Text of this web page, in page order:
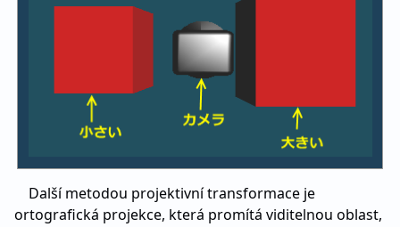
Další metodou projektivní transformace je
ortografická projekce, která promítá viditelnou oblast,